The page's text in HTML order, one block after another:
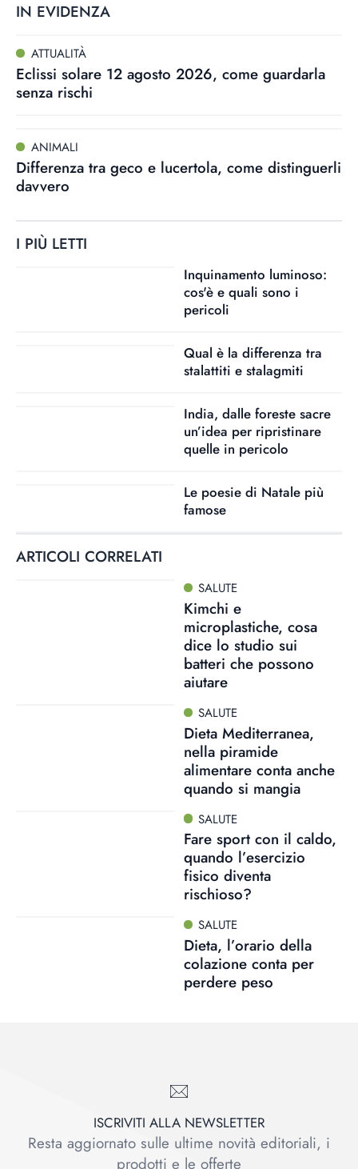
IN EVIDENZA
ATTUALITÀ
Eclissi solare 12 agosto 2026, come guardarla
senza rischi
ANIMALI
Differenza tra geco e lucertola, come distinguerli
davvero
I PIÙ LETTI
Inquinamento luminoso:
cos'è e quali sono i
pericoli
Qual è la differenza tra
stalattiti e stalagmiti
India, dalle foreste sacre
un’idea per ripristinare
quelle in pericolo
Le poesie di Natale più
famose
ARTICOLI CORRELATI
SALUTE
Kimchi e
microplastiche, cosa
dice lo studio sui
batteri che possono
aiutare
SALUTE
Dieta Mediterranea,
nella piramide
alimentare conta anche
quando si mangia
SALUTE
Fare sport con il caldo,
quando l’esercizio
fisico diventa
rischioso?
SALUTE
Dieta, l’orario della
colazione conta per
perdere peso
ISCRIVITI ALLA NEWSLETTER
Resta aggiornato sulle ultime novità editoriali, i
prodotti e le offerte